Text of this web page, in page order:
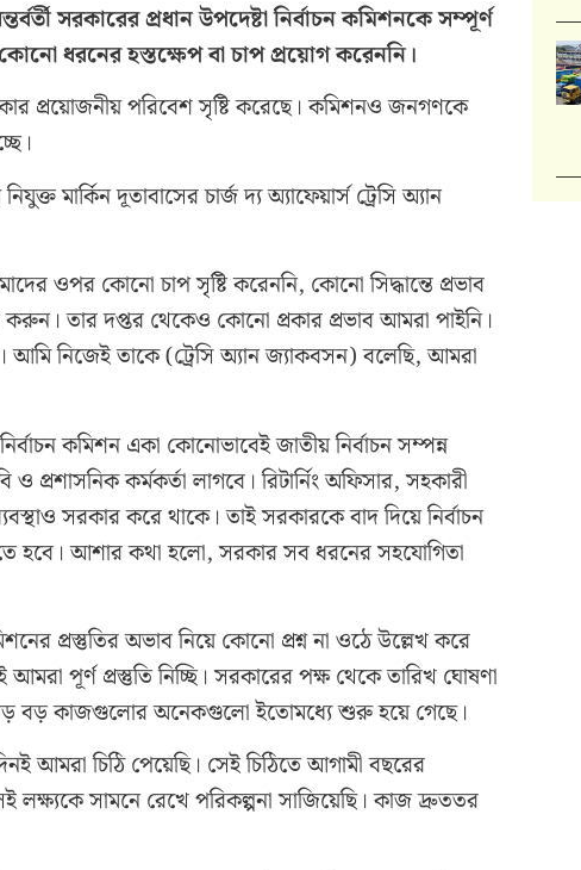
সরকারের প্রধান উপদেষ্টা নির্বাচন কমিশনকে সম্পূর্ণ
ধরনের হস্তক্ষেপ বা চাপ প্রয়োগ করেননি।
প্রয়োজনীয় পরিবেশ সৃষ্টি করেছে। কমিশনও জনগণকে
মার্কিন দূতাবাসের চার্জ দ্য অ্যাফেয়ার্স ট্রেসি অ্যান
ওপর কোনো চাপ সৃষ্টি করেননি, কোনো সিদ্ধান্তে প্রভাব
তার দপ্তর থেকেও কোনো প্রকার প্রভাব আমরা পাইনি।
আমি নিজেই তাকে (ট্রেসি অ্যান জ্যাকবসন) বলেছি, আমরা
কমিশন একা কোনোভাবেই জাতীয় নির্বাচন সম্পন্ন
প্রশাসনিক কর্মকর্তা লাগবে। রিটার্নিং অফিসার, সহকারী
সরকার করে থাকে। তাই সরকারকে বাদ দিয়ে নির্বাচন
হবে। আশার কথা হলো, সরকার সব ধরনের সহযোগিতা
প্রস্তুতির অভাব নিয়ে কোনো প্রশ্ন না ওঠে উল্লেখ করে
পূর্ণ প্রস্তুতি নিচ্ছি। সরকারের পক্ষ থেকে তারিখ ঘোষণা
বড় কাজগুলোর অনেকগুলো ইতোমধ্যে শুরু হয়ে গেছে।
আমরা চিঠি পেয়েছি। সেই চিঠিতে আগামী বছরের
সামনে রেখে পরিকল্পনা সাজিয়েছি। কাজ দ্রুততর